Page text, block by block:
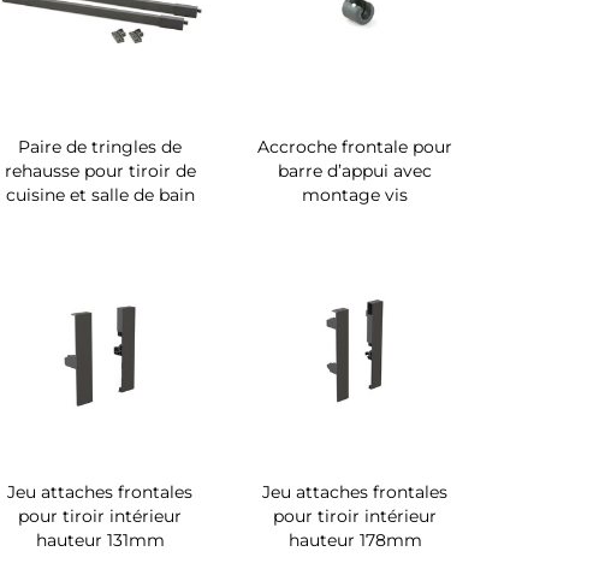
Paire de tringles de
rehausse pour tiroir de
cuisine et salle de bain
Accroche frontale pour
barre d’appui avec
montage vis
Jeu attaches frontales
pour tiroir intérieur
hauteur 131mm
Jeu attaches frontales
pour tiroir intérieur
hauteur 178mm